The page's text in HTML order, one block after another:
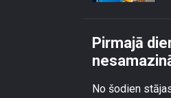
Pirmajā
No šodien